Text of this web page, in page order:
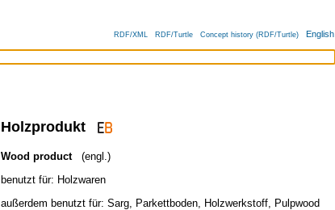
RDF/XML RDF/Turtle Concept history (RDF/Turtle) English
Holzprodukt
Wood product
(engl.)
benutzt für: Holzwaren
außerdem benutzt für: Sarg, Parkettboden, Holzwerkstoff, Pulpwood